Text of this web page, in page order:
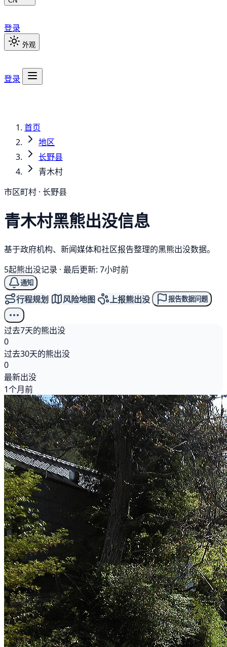
登录
外观
登录
首页
地区
长野县
青木村
市区町村 · 长野县
青木村黑熊出没信息
基于政府机构、新闻媒体和社区报告整理的黑熊出没数据。
5起熊出没记录 · 最后更新: 7小时前
通知
行程规划 风险地图 上报熊出没 报告数据问题
过去7天的熊出没
0
过去30天的熊出没
0
最新出没
1个月前